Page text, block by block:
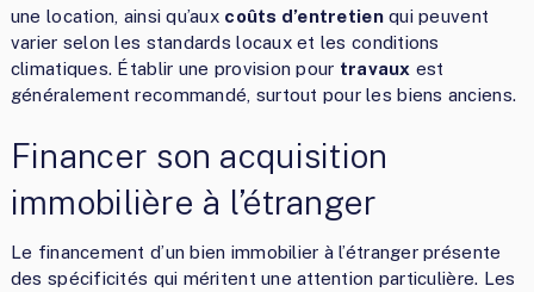
une location, ainsi qu’aux coûts d’entretienqui peuvent
varier selon les standards locaux et les conditions
climatiques. Établir une provision pour travaux est
généralement recommandé, surtout pour les biens anciens.
Financer son acquisition
immobilière à l’étranger
Le financement d’un bien immobilier à l’étranger présente
des spécificités qui méritent une attention particulière. Les